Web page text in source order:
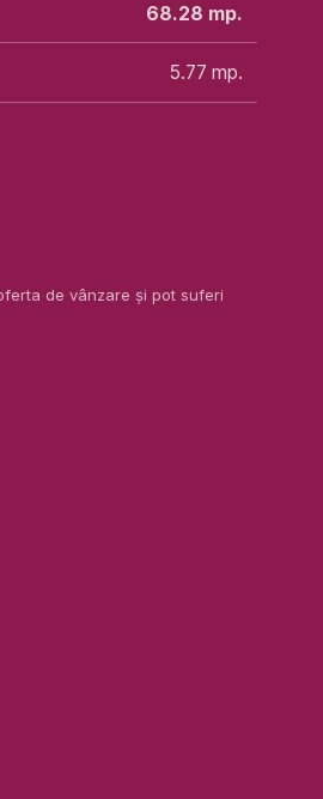
68.28 mp.
5.77 mp.
de vânzare și pot suferi